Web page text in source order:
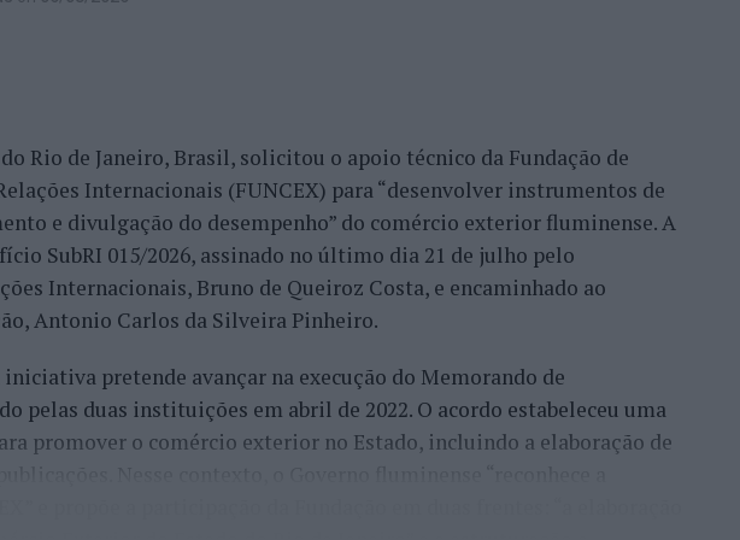
igualmente na confiança demonstrada por clientes nacionais e
para comprar um imóvel, para um desenvolvimento turístico”,
e a transformação da habitação impulsionam o
António Carlos frisa que o mercado imobiliário da Beira Interior
estrangeiros, “nomeadamente do Brasil, França, Israel e
Rio de Janeiro, Brasil, solicitou o apoio técnico da Fundação de
Internacionais (FUNCEX) para “desenvolver instrumentos de
e divulgação do desempenho” do comércio exterior fluminense. A
SubRI 015/2026, assinado no último dia 21 de julho pelo
Internacionais, Bruno de Queiroz Costa, e encaminhado ao
Antonio Carlos da Silveira Pinheiro.
iniciativa pretende avançar na execução do Memorando de
pelas duas instituições em abril de 2022. O acordo estabeleceu uma
promover o comércio exterior no Estado, incluindo a elaboração de